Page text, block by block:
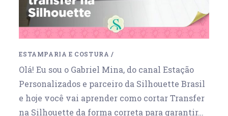
ESTAMPARIA E COSTURA /
Olá! Eu sou o Gabriel Mina, do canal Estação
Personalizados e parceiro da Silhouette Brasil
e hoje você vai aprender como cortar Transfer
na Silhouette da forma correta para garantir…